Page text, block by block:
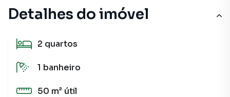
Detalhes do imóvel
2 quartos
1 banheiro
50 m² útil